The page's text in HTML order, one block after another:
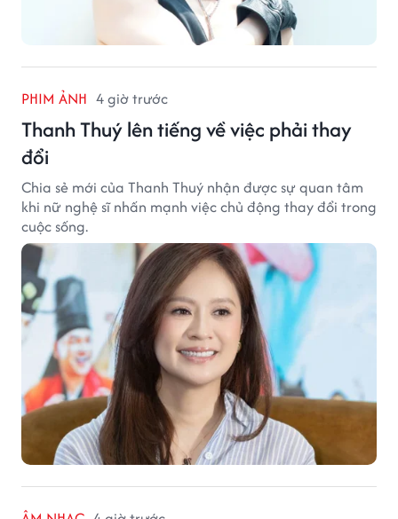
PHIM ẢNH 4 giờ trước
Thanh Thuý lên tiếng về việc phải thay
đổi
Chia sẻ mới của Thanh Thuý nhận được sự quan tâm
khi nữ nghệ sĩ nhấn mạnh việc chủ động thay đổi trong
cuộc sống.